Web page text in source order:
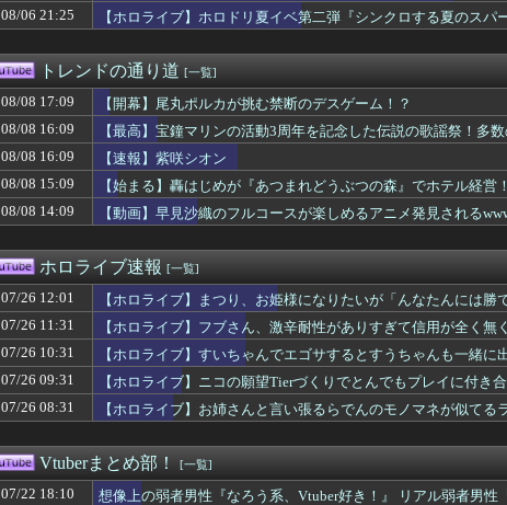
08/06 21:25
【ホロライブ】ホロドリ夏イベ第二弾『シンクロする夏のス
トレンドの通り道 [一覧]
08/08 17:09
【開幕】尾丸ポルカが挑む禁断のデスゲーム！？
08/08 16:09
【最高】宝鐘マリンの活動3周年を記念した伝説の歌謡祭！多
配信！
08/08 16:09
【速報】紫咲シオン
08/08 15:09
【始まる】轟はじめが『あつまれどうぶつの森』でホテル経営
08/08 14:09
【動画】早見沙織のフルコースが楽しめるアニメ発見される
ホロライブ速報 [一覧]
07/26 12:01
【ホロライブ】まつり、お姫様になりたいが「んなたんには勝
07/26 11:31
【ホロライブ】フブさん、激辛耐性がありすぎて信用が全く無
07/26 10:31
【ホロライブ】すいちゃんでエゴサするとすうちゃんも一緒
07/26 09:31
【ホロライブ】ニコの願望Tierづくりでとんでもプレイに付き
07/26 08:31
【ホロライブ】お姉さんと言い張るらでんのモノマネが似てる
Vtuberまとめ部！ [一覧]
07/22 18:10
想像上の弱者男性『なろう系、Vtuber好き！』 リアル弱者男性